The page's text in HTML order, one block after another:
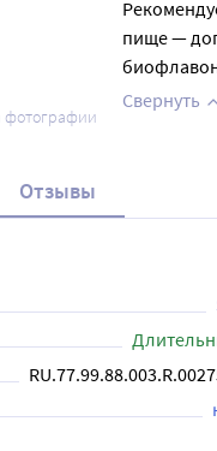
фотографии
пище —
Свернуть
Отзывы